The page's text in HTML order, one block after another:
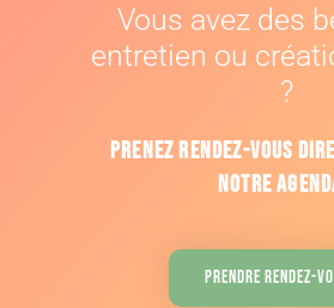
Vous avez des
entretien ou
?
Prenez rendez-vous
notre
Prendre Rendez-